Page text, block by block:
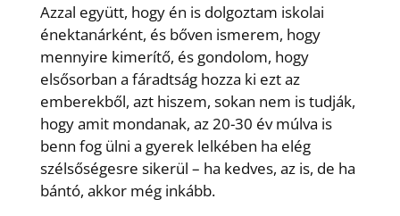
Azzal együtt, hogy én is dolgoztam iskolai
énektanárként, és bőven ismerem, hogy
mennyire kimerítő, és gondolom, hogy
elsősorban a fáradtság hozza ki ezt az
emberekből, azt hiszem, sokan nem is tudják,
hogy amit mondanak, az 20-30 év múlva is
benn fog ülni a gyerek lelkében ha elég
szélsőségesre sikerül – ha kedves, az is, de ha
bántó, akkor még inkább.